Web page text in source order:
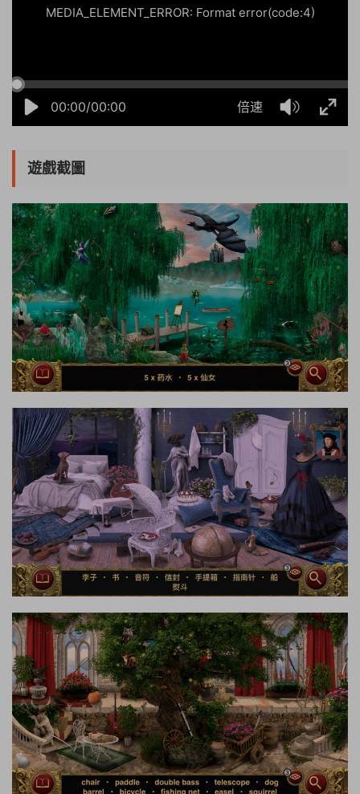
00:00/00:00 倍速
MEDIA_ELEMENT_ERROR: Format error(code:4)
遊戲截圖